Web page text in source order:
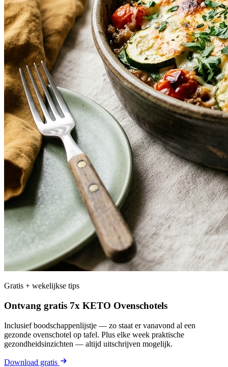
Gratis + wekelijkse tips
Ontvang gratis 7x KETO Ovenschotels
Inclusief boodschappenlijstje — zo staat er vanavond al een
gezonde ovenschotel op tafel. Plus elke week praktische
gezondheidsinzichten — altijd uitschrijven mogelijk.
Download gratis